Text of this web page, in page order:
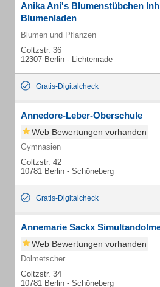
Anika Ani's Blumenstübchen
Blumenladen
Blumen und Pflanzen
Goltzstr. 36
12307 Berlin - Lichtenrade
Gratis-Digitalcheck
Annedore-Leber-Oberschule
Web Bewertungen vorhanden
Gymnasien
Goltzstr. 42
10781 Berlin - Schöneberg
Gratis-Digitalcheck
Annemarie Sackx
Web Bewertungen vorhanden
Dolmetscher
Goltzstr. 34
10781 Berlin - Schöneberg